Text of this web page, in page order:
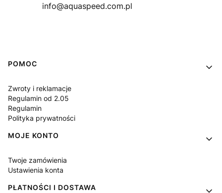
info@aquaspeed.com.pl
Linki w stopce
POMOC
Zwroty i reklamacje
Regulamin od 2.05
Regulamin
Polityka prywatności
MOJE KONTO
Twoje zamówienia
Ustawienia konta
PŁATNOŚCI I DOSTAWA